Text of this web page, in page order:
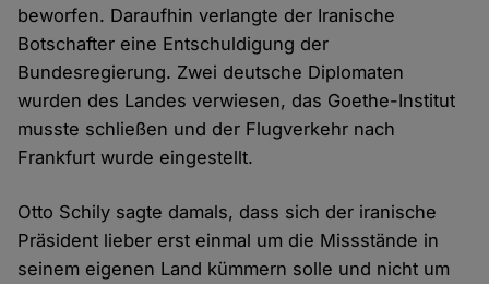
beworfen. Daraufhin verlangte der Iranische
Botschafter eine Entschuldigung der
Bundesregierung. Zwei deutsche Diplomaten
wurden des Landes verwiesen, das Goethe-Institut
musste schließen und der Flugverkehr nach
Frankfurt wurde eingestellt.
Otto Schily sagte damals, dass sich der iranische
Präsident lieber erst einmal um die Missstände in
seinem eigenen Land kümmern solle und nicht um